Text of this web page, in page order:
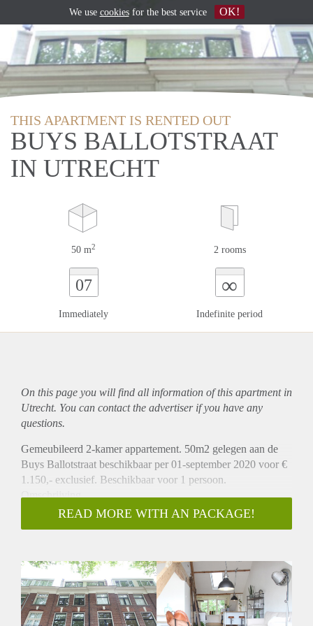
THIS APARTMENT IS RENTED OUT
BUYS BALLOTSTRAAT
IN UTRECHT
50 m2 2 rooms
07
Immediately
∞
Indefinite period
On this page you will find all information of this apartmentin
Utrecht. You can contact the advertiser if you have any
questions.
Gemeubileerd 2-kamer appartement. 50m2 gelegen aan de
Buys Ballotstraat beschikbaar per 01-september 2020 voor €
1.150,- exclusief. Beschikbaar voor 1 persoon.
Omschrijving
Dit prachtig ruim gemeubileerd 2-kamer appartement is
gelegen op de derde verdieping van een statig Heeren pand.
een koelkast, combimagnetron, afzuiger en een 4-pits
gasfornuis. Aan de woonkamer grenst het balkon dat de
volledige breedte van het appartement dekt. Er is een separate
slaapkamer van 9,5m2 aan de achterzijde. De badkamer die
READ MORE WITH AN PACKAGE!
We use cookiesfor the best service OK!